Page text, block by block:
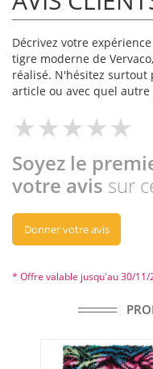
Décrivez votre
tigre moderne de
réalisé. N'hésitez surtout
article ou avec quel
Soyez le
votre avis sur
Donner votre avis
* Offre valable jusqu'au 30/11/